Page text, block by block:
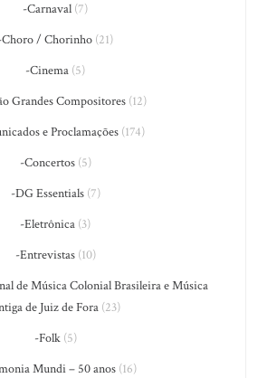
-Carnaval (7)
/ Chorinho (21)
-Cinema (5)
Grandes Compositores(12)
e Proclamações(174)
-Concertos(5)
-DG Essentials(7)
-Eletrônica (3)
-Entrevistas(10)
de Música Colonial Brasileira e Música
de Juiz de Fora (23)
-Folk(5)
Mundi – 50 anos(16)